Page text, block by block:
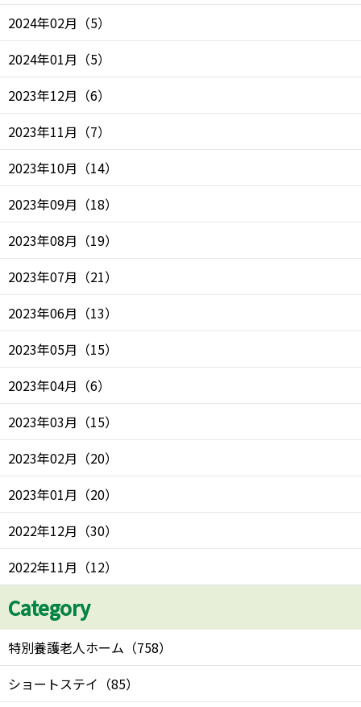
2024年02月 （5）
2024年01月 （5）
2023年12月 （6）
2023年11月 （7）
2023年10月 （14）
2023年09月 （18）
2023年08月 （19）
2023年07月 （21）
2023年06月 （13）
2023年05月 （15）
2023年04月 （6）
2023年03月 （15）
2023年02月 （20）
2023年01月 （20）
2022年12月 （30）
2022年11月 （12）
Category
特別養護老人ホーム （758）
ショートステイ （85）